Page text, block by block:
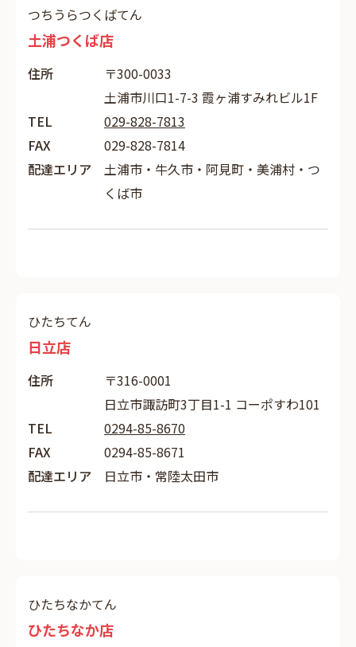
つちうらつくばてん
土浦つくば店
住所
〒300-0033
土浦市川口1-7-3 霞ヶ浦すみれビル1F
TEL
029-828-7813
FAX
029-828-7814
配達エリア
土浦市・牛久市・阿見町・美浦村・つ
くば市
ひたちてん
日立店
住所
〒316-0001
日立市諏訪町3丁目1-1 コーポすわ101
TEL
0294-85-8670
FAX
0294-85-8671
配達エリア
日立市・常陸太田市
ひたちなかてん
ひたちなか店